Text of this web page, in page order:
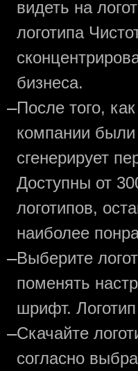
видеть на
логотипа
бизнеса.
—После того,
компании
сгенерирует
Доступны от
логотипов,
наиболее
—Выберите
поменять
шрифт. Логотип
—Скачайте
согласно